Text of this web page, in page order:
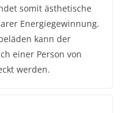
somit ästhetische
Energiegewinnung.
kann der
einer Person von
werden.